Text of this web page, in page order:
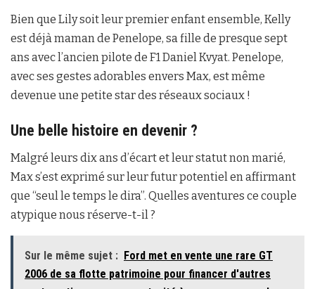
Bien que Lily soit leur premier enfant ensemble, Kelly
est déjà maman de Penelope, sa fille de presque sept
ans avec l’ancien pilote de F1 Daniel Kvyat. Penelope,
avec ses gestes adorables envers Max, est même
devenue une petite star des réseaux sociaux !
Une belle histoire en devenir ?
Malgré leurs dix ans d’écart et leur statut non marié,
Max s’est exprimé sur leur futur potentiel en affirmant
que “seul le temps le dira”. Quelles aventures ce couple
atypique nous réserve-t-il ?
Sur le même sujet : Ford met en vente une rare GT
2006 de sa flotte patrimoine pour financer d'autres